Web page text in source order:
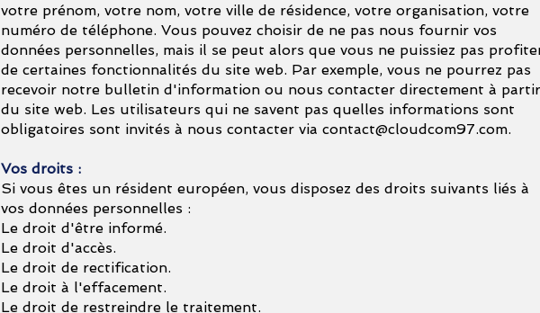
votre prénom, votre nom, votre ville de résidence, votre organisation, votre
numéro de téléphone. Vous pouvez choisir de ne pas nous fournir vos
données personnelles, mais il se peut alors que vous ne puissiez pas
de certaines fonctionnalités du site web. Par exemple, vous ne pourrez pas
recevoir notre bulletin d'information ou nous contacter directement à partir
du site web. Les utilisateurs qui ne savent pas quelles informations sont
obligatoires sont invités à nous contacter via contact@cloudcom97.com.
Vos droits :
Si vous êtes un résident européen, vous disposez des droits suivants liés à
vos données personnelles :
Le droit d'être informé.
Le droit d'accès.
Le droit de rectification.
Le droit à l'effacement.
Le droit de restreindre le traitement.